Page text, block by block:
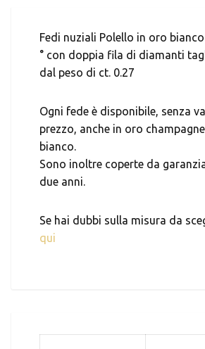
Fedi nuziali Polello in oro
° con doppia fila di diamanti
dal peso di ct. 0.27
Ogni fede è disponibile, senza
prezzo, anche in oro
bianco.
Sono inoltre coperte da
due anni.
Se hai dubbi sulla misura da
qui